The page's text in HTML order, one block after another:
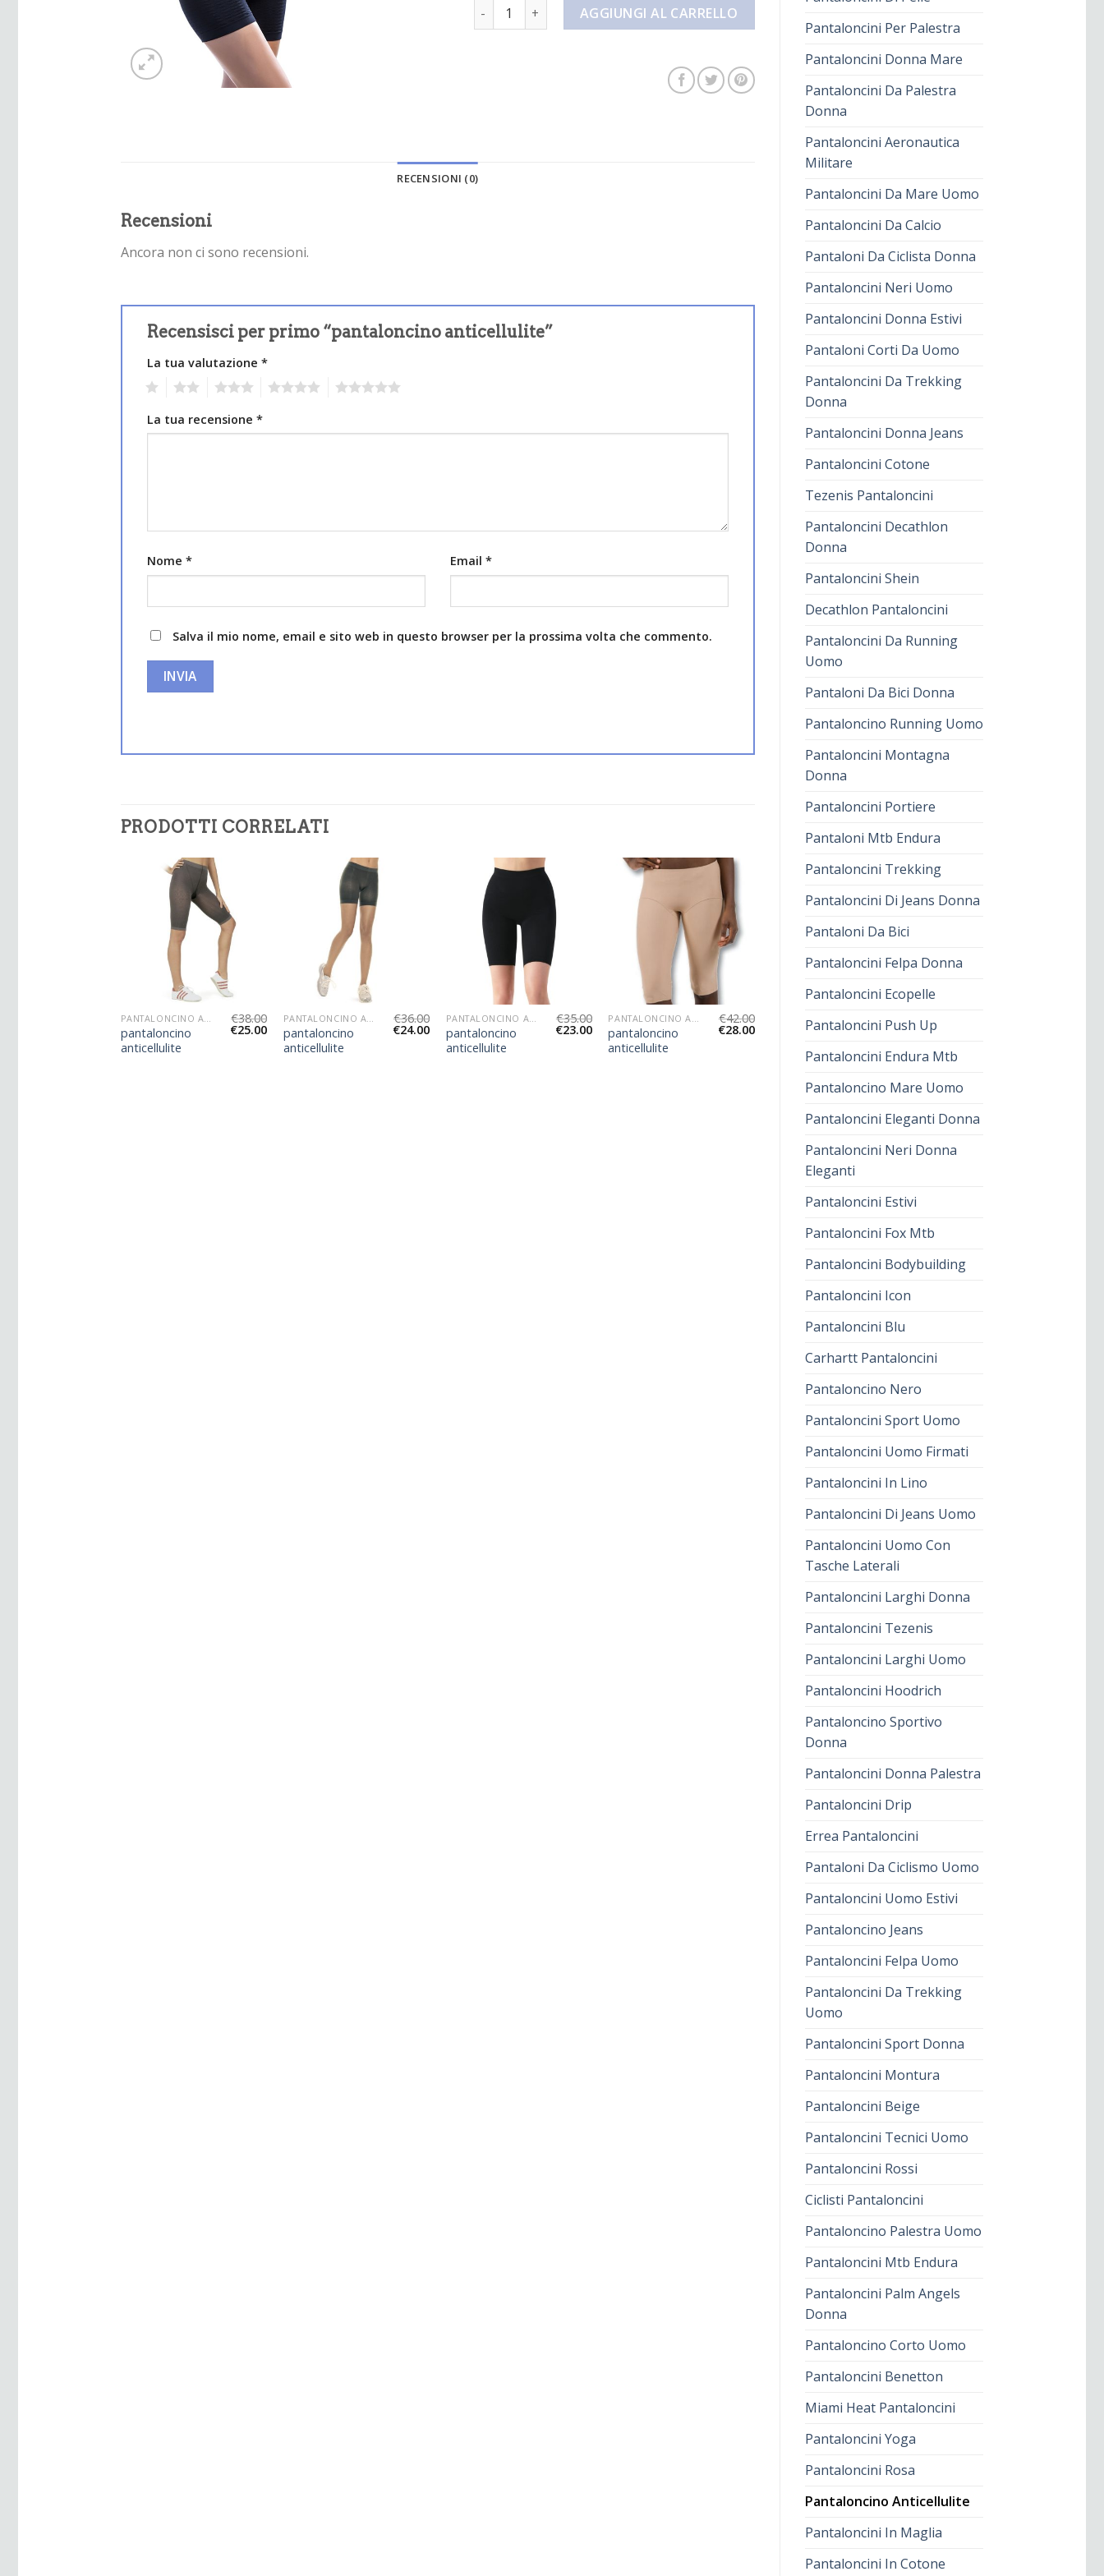
Pantaloncini Per Palestra
Pantaloncini Donna Mare
Pantaloncini Da Palestra
Donna
Pantaloncini Aeronautica
Militare
Pantaloncini Da Mare Uomo
Pantaloncini Da Calcio
Pantaloni Da Ciclista Donna
Pantaloncini Neri Uomo
Pantaloncini Donna Estivi
Pantaloni Corti Da Uomo
Pantaloncini Da Trekking
Donna
Pantaloncini Donna Jeans
Pantaloncini Cotone
Tezenis Pantaloncini
Pantaloncini Decathlon
Donna
Pantaloncini Shein
Decathlon Pantaloncini
Pantaloncini Da Running
Uomo
Pantaloni Da Bici Donna
Pantaloncino Running Uomo
Pantaloncini Montagna
Donna
Pantaloncini Portiere
Pantaloni Mtb Endura
Pantaloncini Trekking
Pantaloncini Di Jeans Donna
Pantaloni Da Bici
Pantaloncini Felpa Donna
Pantaloncini Ecopelle
Pantaloncini Push Up
Pantaloncini Endura Mtb
Pantaloncino Mare Uomo
Pantaloncini Eleganti Donna
Pantaloncini Neri Donna
Eleganti
Pantaloncini Estivi
Pantaloncini Fox Mtb
Pantaloncini Bodybuilding
Pantaloncini Icon
Pantaloncini Blu
Carhartt Pantaloncini
Pantaloncino Nero
Pantaloncini Sport Uomo
Pantaloncini Uomo Firmati
Pantaloncini In Lino
Pantaloncini Di Jeans Uomo
Pantaloncini Uomo Con
Tasche Laterali
Pantaloncini Larghi Donna
Pantaloncini Tezenis
Pantaloncini Larghi Uomo
Pantaloncini Hoodrich
Pantaloncino Sportivo
Donna
Pantaloncini Donna Palestra
Pantaloncini Drip
Errea Pantaloncini
Pantaloni Da Ciclismo Uomo
Pantaloncini Uomo Estivi
Pantaloncino Jeans
Pantaloncini Felpa Uomo
Pantaloncini Da Trekking
Uomo
Pantaloncini Sport Donna
Pantaloncini Montura
Pantaloncini Beige
Pantaloncini Tecnici Uomo
Pantaloncini Rossi
Ciclisti Pantaloncini
Pantaloncino Palestra Uomo
Pantaloncini Mtb Endura
Pantaloncini Palm Angels
Donna
Pantaloncino Corto Uomo
Pantaloncini Benetton
Miami Heat Pantaloncini
Pantaloncini Yoga
Pantaloncini Rosa
Pantaloncino Anticellulite
Pantaloncini In Maglia
Pantaloncini In Cotone
pantaloncino anticellulite quantità
AGGIUNGI AL CARRELLO
RECENSIONI (0)
Recensioni
Ancora non ci sono recensioni.
Recensisci per primo “pantaloncino anticellulite”
La tua valutazione *
La tua recensione *
Nome * Email *
Salva il mio nome, email e sito web in questo browser per la prossima volta che commento.
PRODOTTI CORRELATI
pantaloncino
anticellulite
€38.00
€25.00
pantaloncino
anticellulite
€36.00
€24.00
pantaloncino
anticellulite
€35.00
€23.00
pantaloncino
anticellulite
€42.00
€28.00